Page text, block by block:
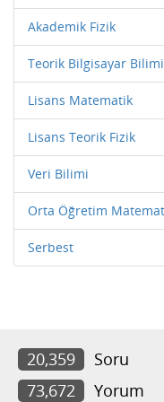
Akademik Fizik
Teorik Bilgisayar Bilimi
Lisans Matematik
Lisans Teorik Fizik
Veri Bilimi
Orta Öğretim
Serbest
20,359 Soru
73,672
Yorum